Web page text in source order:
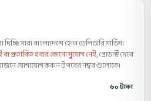
সারা বাংলাদেশে হোম ডেলিভারি সার্ভিস।
প্রতারিত হবার কোনো সুযোগ নেই,প্রোডাক্ট দেখে
যোগাযোগ করুন উপরের নম্বর গুলোতে।
৬০ টাকা